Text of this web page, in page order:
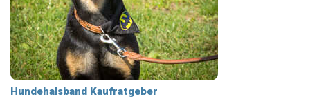
Hundehalsband Kaufratgeber